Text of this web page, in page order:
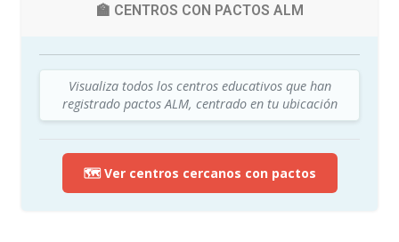
🏫 CENTROS CON PACTOS ALM
Visualiza todos los centros educativos que han
registrado pactos ALM, centrado en tu ubicación
🗺️ Ver centros cercanos con pactos